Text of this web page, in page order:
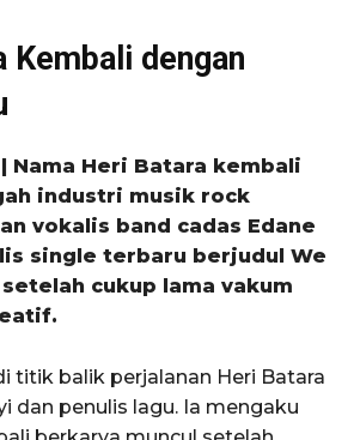
Kembali dengan
| Nama Heri Batara kembali
industri musik rock
vokalis band cadas Edane
single terbaru berjudul We
setelah cukup lama vakum
titik balik perjalanan Heri Batara
dan penulis lagu. Ia mengaku